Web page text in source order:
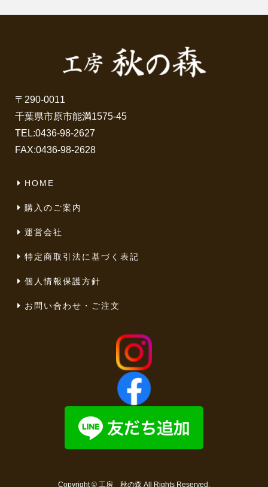
〒290-0011
千葉県市原市能満1575-45
TEL:0436-98-2627
FAX:0436-98-2628
HOME
購入のご案内
運営会社
特定商取引法に基づく表記
個人情報保護方針
お問い合わせ・ご注文
Copyright © 工房 秋の森 All Rights Reserved.